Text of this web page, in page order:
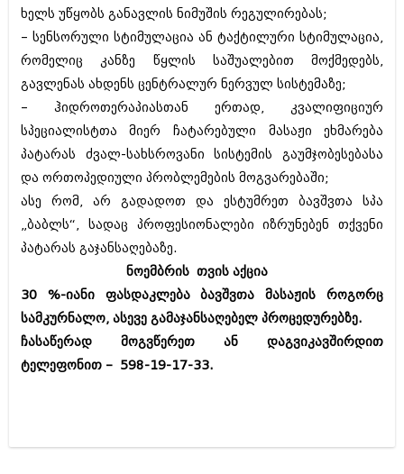
ხელს უწყობს განავლის ნიმუშის რეგულირებას;
– სენსორული სტიმულაცია ან ტაქტილური სტიმულაცია,
რომელიც კანზე წყლის საშუალებით მოქმედებს,
გავლენას ახდენს ცენტრალურ ნერვულ სისტემაზე;
– ჰიდროთერაპიასთან ერთად, კვალიფიციურ
სპეციალისტთა მიერ ჩატარებული მასაჟი ეხმარება
პატარას ძვალ-სახსროვანი სისტემის გაუმჯობესებასა
და ორთოპედიული პრობლემების მოგვარებაში;
ასე რომ, არ გადადოთ და ესტუმრეთ ბავშვთა სპა
„ბაბლს“, სადაც პროფესიონალები იზრუნებენ თქვენი
პატარას გაჯანსაღებაზე.
ნოემბრის თვის აქცია
30 %-იანი ფასდაკლება ბავშვთა მასაჟის როგორც
სამკურნალო, ასევე გამაჯანსაღებელ პროცედურებზე.
ჩასაწერად მოგვწერეთ ან დაგვიკავშირდით
ტელეფონით – 598-19-17-33.